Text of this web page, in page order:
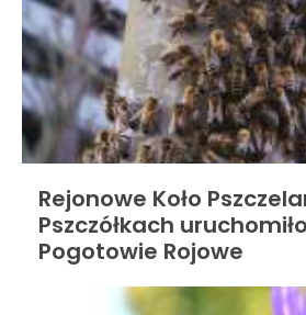
Rejonowe Koło
Pszczółkach
Pogotowie Rojowe